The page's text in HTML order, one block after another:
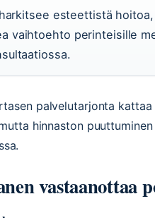
esteettistä
vaihtoehto perinteisille
palvelutarjonta
hinnaston
vastaanottaa